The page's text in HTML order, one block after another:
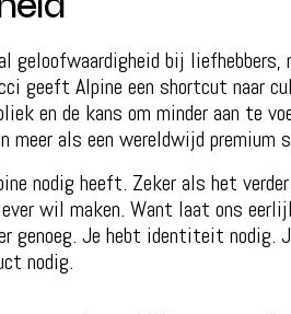
geloofwaardigheid bij liefhebbers,
geeft Alpine een shortcut naar
en de kans om minder aan te
meer als een wereldwijd premium
nodig heeft. Zeker als het
wil maken. Want laat ons
genoeg. Je hebt identiteit nodig.
nodig.